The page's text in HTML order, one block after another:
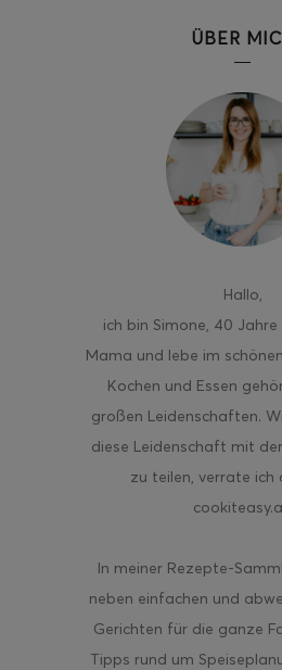
ÜBER
Hallo,
ich bin Simone, 40
Mama und lebe im
Kochen und Essen
großen Leidenschaften.
diese Leidenschaft mit
zu teilen, verrate ich
In meiner Rezepte-
neben einfachen und
Gerichten für die ganze
Tipps rund um